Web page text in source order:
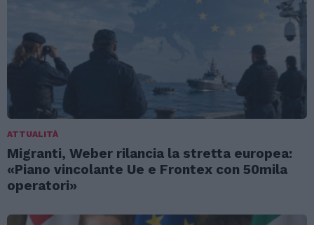
ATTUALITÀ
Migranti, Weber rilancia la stretta europea:
«Piano vincolante Ue e Frontex con 50mila
operatori»